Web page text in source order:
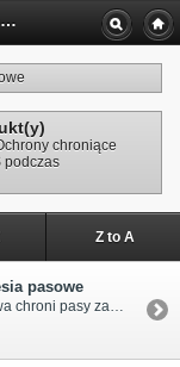
Ochrony na zawiesia pasowe
chroniące
podczas
Z to A
pasowe